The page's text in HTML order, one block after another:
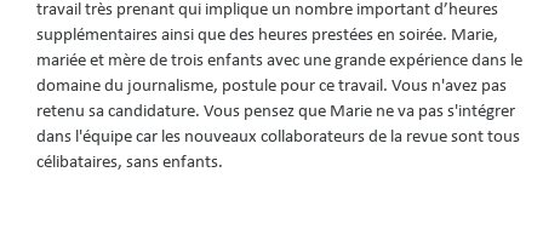
travail très prenant qui implique un nombre important d’heures
supplémentaires ainsi que des heures prestées en soirée. Marie,
mariée et mère de trois enfants avec une grande expérience dans le
domaine du journalisme, postule pour ce travail. Vous n'avez pas
retenu sa candidature. Vous pensez que Marie ne va pas s'intégrer
dans l'équipe car les nouveaux collaborateurs de la revue sont tous
célibataires, sans enfants.